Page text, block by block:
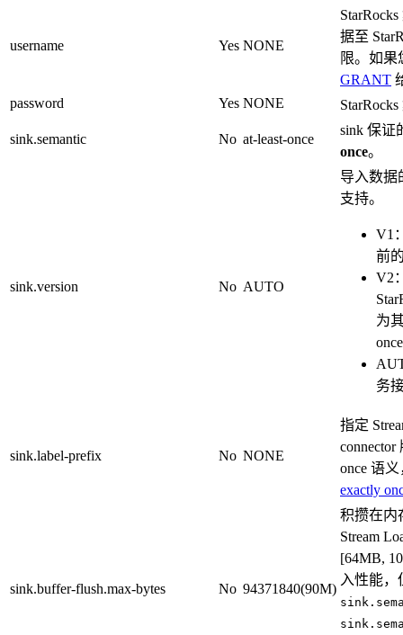
username Yes NONE
据至
限。如
GRANT
password
Yes NONE
sink.semantic No at-least-once
sink 保证
once。
sink.version No AUTO
导入数据
支持。
V1
前
V2
为
务
sink.label-prefix No NONE
指定
once 语
exactly
sink.buffer-flush.max-bytes No 94371840(90M)
积攒在内
Stream
[64MB,
入性能